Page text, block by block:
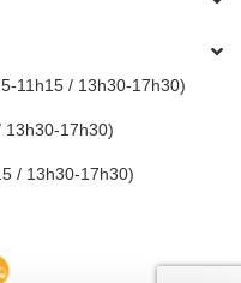
11h15 / 13h30-17h30)
13h30-17h30)
/ 13h30-17h30)